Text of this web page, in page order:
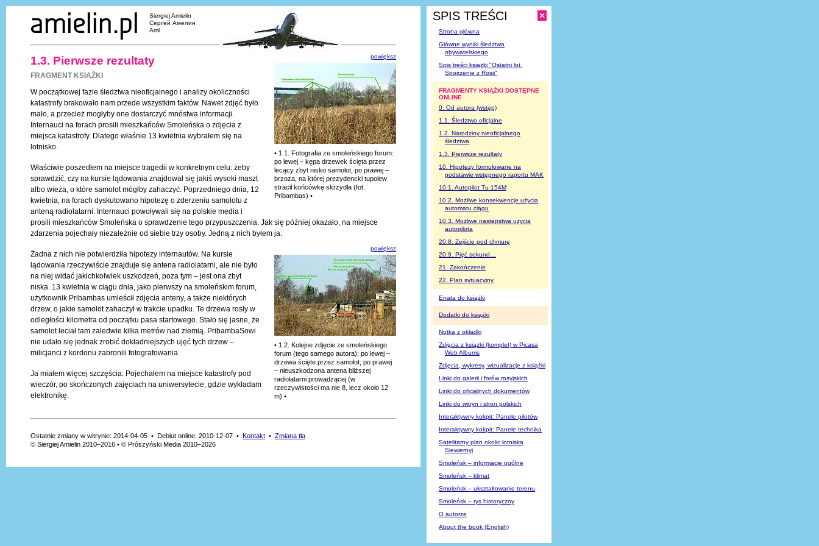
Siergiej Amielin
Сергей Амелин
Aml
powiększ
• 1.1. Fotografia ze smoleńskiego forum:
po lewej – kępa drzewek ścięta przez
lecący zbyt nisko samolot, po prawej –
brzoza, na której prezydencki tupolew
stracił końcówkę skrzydła (fot.
Pribambas) •
1.3. Pierwsze rezultaty
FRAGMENT KSIĄŻKI
W początkowej fazie śledztwa nieoficjalnego i analizy okoliczności
katastrofy brakowało nam przede wszystkim faktów. Nawet zdjęć było
mało, a przecież mogłyby one dostarczyć mnóstwa informacji.
Internauci na forach prosili mieszkańców Smoleńska o zdjęcia z
miejsca katastrofy. Dlatego właśnie 13 kwietnia wybrałem się na
lotnisko.
Właściwie poszedłem na miejsce tragedii w konkretnym celu: żeby
sprawdzić, czy na kursie lądowania znajdował się jakiś wysoki maszt
albo wieża, o które samolot mógłby zahaczyć. Poprzedniego dnia, 12
kwietnia, na forach dyskutowano hipotezę o zderzeniu samolotu z
anteną radiolatarni. Internauci powoływali się na polskie media i
prosili mieszkańców Smoleńska o sprawdzenie tego przypuszczenia. Jak się później okazało, na miejsce
zdarzenia pojechały niezależnie od siebie trzy osoby. Jedną z nich byłem ja.
powiększ
• 1.2. Kolejne zdjęcie ze smoleńskiego
forum (tego samego autora): po lewej –
drzewa ścięte przez samolot, po prawej
– nieuszkodzona antena bliższej
radiolatarni prowadzącej (w
rzeczywistości ma nie 8, lecz około 12
m) •
Żadna z nich nie potwierdziła hipotezy internautów. Na kursie
lądowania rzeczywiście znajduje się antena radiolatarni, ale nie było
na niej widać jakichkolwiek uszkodzeń, poza tym – jest ona zbyt
niska. 13 kwietnia w ciągu dnia, jako pierwszy na smoleńskim forum,
użytkownik Pribambas umieścił zdjęcia anteny, a także niektórych
drzew, o jakie samolot zahaczył w trakcie upadku. Te drzewa rosły w
odległości kilometra od początku pasa startowego. Stało się jasne, że
samolot leciał tam zaledwie kilka metrów nad ziemią. PribambaSowi
nie udało się jednak zrobić dokładniejszych ujęć tych drzew –
milicjanci z kordonu zabronili fotografowania.
Ja miałem więcej szczęścia. Pojechałem na miejsce katastrofy pod
wieczór, po skończonych zajęciach na uniwersytecie, gdzie wykładam
elektronikę.
Ostatnie zmiany w witrynie: 2014-04-05 • Debiut online: 2010-12-07 • Kontakt • Zmiana tła
© Siergiej Amielin 2010–2016 • © Prószyński Media 2010–2026
×
SPIS TREŚCI
Strona główna
Główne wyniki śledztwa
obywatelskiego
Spis treści książki "Ostatni lot.
Spojrzenie z Rosji"
FRAGMENTY KSIĄŻKI DOSTĘPNE
ONLINE
0. Od autora (wstęp)
1.1. Śledztwo oficjalne
1.2. Narodziny nieoficjalnego
śledztwa
1.3. Pierwsze rezultaty
10. Hipotezy formułowane na
podstawie wstępnego raportu MAK
10.1. Autopilot Tu-154M
10.2. Możliwe konsekwencje użycia
automatu ciągu
10.3. Możliwe następstwa użycia
autopilota
20.8. Zejście pod chmurę
20.9. Pięć sekund…
21. Zakończenie
22. Plan sytuacyjny
Errata do książki
Dodatki do książki
Notka z okładki
Zdjęcia z książki (komplet) w Picasa
Web Albums
Zdjęcia, wykresy, wizualizacje z książki
Linki do galerii i forówrosyjskich
Linki do oficjalnych dokumentów
Linki do witryn i stron polskich
Interaktywny kokpit: Panele pilotów
Interaktywny kokpit: Panele technika
Satelitarny plan okolic lotniska
Siewiernyj
Smoleńsk – informacje ogólne
Smoleńsk – klimat
Smoleńsk – ukształtowanie terenu
Smoleńsk – rys historyczny
O autorze
About the book (English)